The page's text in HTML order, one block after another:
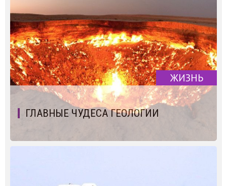
ЖИЗНЬ
ГЛАВНЫЕ ЧУДЕСА ГЕОЛОГИИ